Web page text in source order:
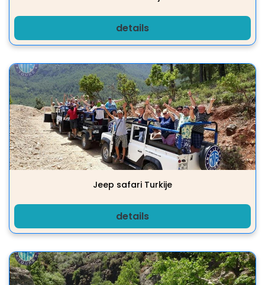
details
Jeep safari Turkije
details